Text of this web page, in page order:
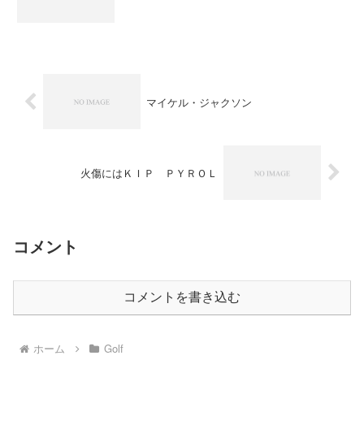
マイケル・ジャクソン
火傷にはＫＩＰ ＰＹＲＯＬ
コメント
コメントを書き込む
ホーム Golf